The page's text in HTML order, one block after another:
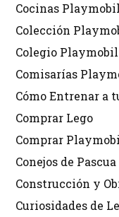
Cocinas Playmobil
Colección
Colegio Playmobil
Comisarías
Cómo Entrenar a
Comprar Lego
Comprar
Conejos de Pascua
Construcción y
Curiosidades de